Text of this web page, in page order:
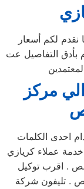
نقدم لكم أسعار
بأدق التفاصيل عت
مركز
احدى الكلمات
عملاء كريازي
. اقرب توكيل
. تليفون شركة